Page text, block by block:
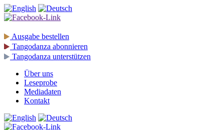
Ausgabe bestellen
Tangodanza abonnieren
Tangodanza unterstützen
Über uns
Leseprobe
Mediadaten
Kontakt